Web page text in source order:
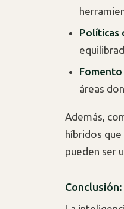
Políticas
Fomento
áreas
Además,
híbridos
pueden ser